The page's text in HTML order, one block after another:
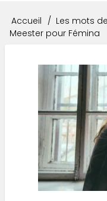
FilAccueil
Les mots
Meester pour Fémina